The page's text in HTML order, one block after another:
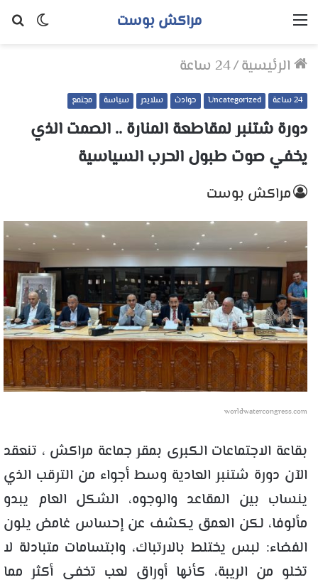
الوضع
مراكش بوست القائمة
الرئيسية/24 ساعة
24 ساعة Uncategorized حوادث سلايدر سياسة مجتمع
دورة شتنبر لمقاطعة المنارة .. الصمت الذي
يخفي صوت طبول الحرب السياسية
مراكش بوست
worldwatercongress.com
بقاعة الاجتماعات الكبرى بمقر جماعة مراكش ، تنعقد
الآن دورة شتنبر العادية وسط أجواء من الترقب الذي
ينساب بين المقاعد والوجوه، الشكل العام يبدو
مألوفا، لكن العمق يكشف عن إحساس غامض يلون
الفضاء: لبس يختلط بالارتباك، وابتسامات متبادلة لا
تخلو من الريبة، كأنها أوراق لعب تخفى أكثر مما